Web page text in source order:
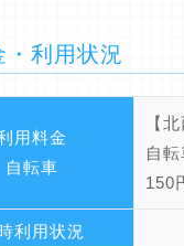
・利用状況
用料金
自転車
【
自
150
利用状況